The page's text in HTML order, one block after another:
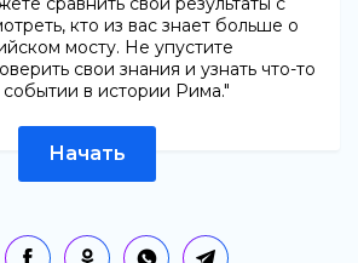
кто из вас знает больше о
мосту. Не упустите
свои знания и узнать что-то
в истории Рима."
Начать